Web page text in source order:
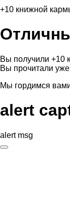
+10 книжной
Вы получили +10
Вы прочитали
Мы гордимся
alert
alert msg